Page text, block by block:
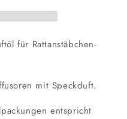
für Rattanstäbchen-
mit Speckduft.
entspricht